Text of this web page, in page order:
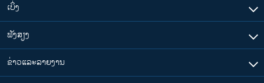
ເບິ່ງ
ຟັງສຽງ
ຂ່າວແລະລາຍງານ